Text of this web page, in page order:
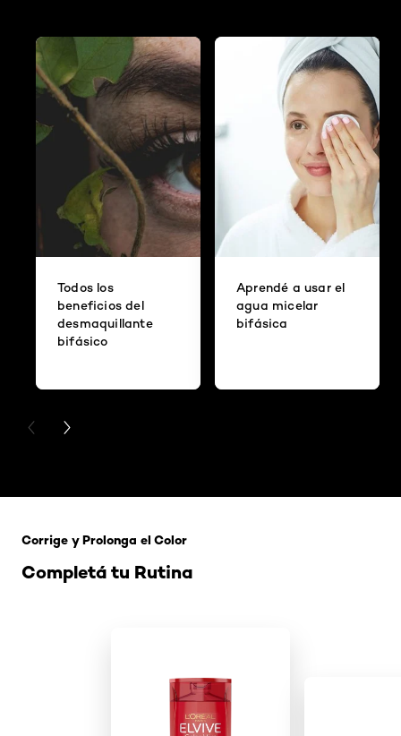
Todos los
beneficios del
desmaquillante
bifásico
Aprendé a usar el
agua micelar
bifásica
PREVIOUS CARD
NEXT CARD
Completá tu Rutina
Corrige y Prolonga el Color